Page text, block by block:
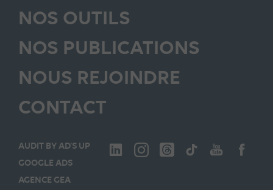
NOS OUTILS
NOS PUBLICATIONS
NOUS REJOINDRE
CONTACT
AUDIT BY AD’S UP
GOOGLE ADS
AGENCE GEA